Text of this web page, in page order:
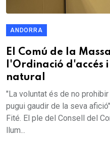
ANDORRA
El Comú de la
l'Ordinació d'accés
natural
"La voluntat és de no
pugui gaudir de la seva
Fité. El ple del Consell del
llum...